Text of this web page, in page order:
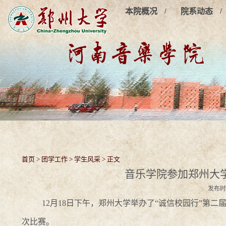
本院概况 / 院系动态 /
首页 > 团学工作 > 学生风采 > 正文
音乐学院参加郑州大
发布
12月18日下午，郑州大学举办了“诚信校园行”第二
次比赛。